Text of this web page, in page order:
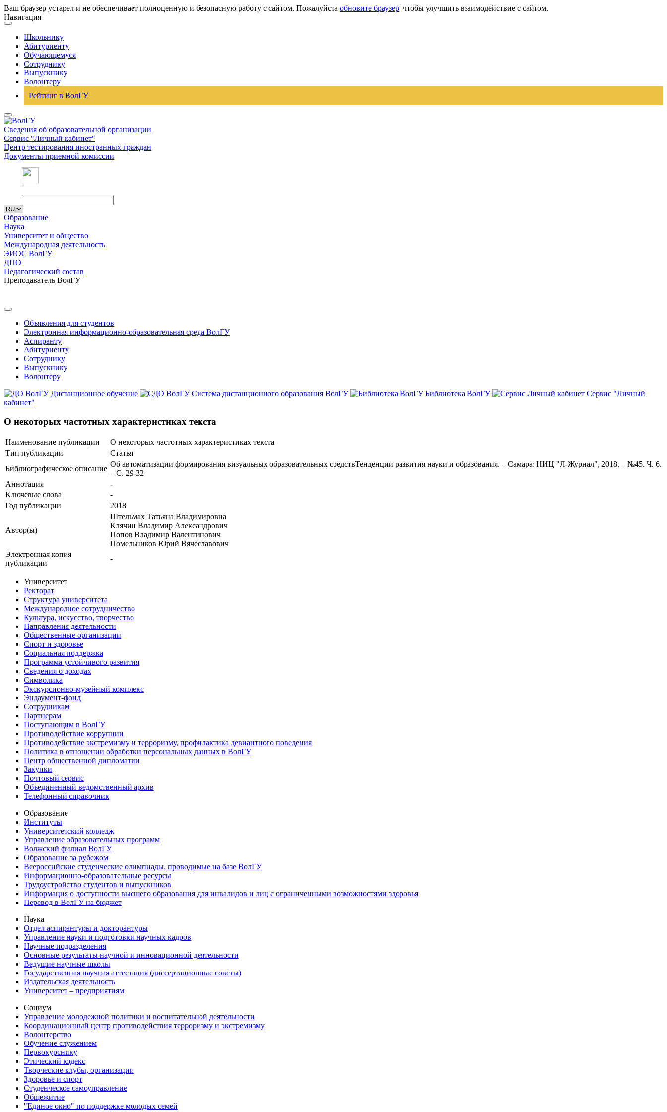
Ваш браузер устарел и не обеспечивает полноценную и безопасную работу с сайтом. Пожалуйста обновите браузер, чтобы улучшить взаимодействие с сайтом.
Навигация
Школьнику
Абитуриенту
Обучающемуся
Сотруднику
Выпускнику
Волонтеру
Рейтинг в ВолГУ
Сведения об образовательной организации
Сервис "Личный кабинет"
Центр тестирования иностранных граждан
Документы приемной комиссии
Образование
Наука
Университет и общество
Международная деятельность
ЭИОС ВолГУ
ДПО
Педагогический состав
Преподаватель ВолГУ
Объявления для студентов
Электронная информационно-образовательная среда ВолГУ
Аспиранту
Абитуриенту
Сотруднику
Выпускнику
Волонтеру
Дистанционное обучение
Система дистанционного образования ВолГУ Библиотека ВолГУ
Сервис "Личный
кабинет"
О некоторых частотных характеристиках текста
Наименование публикации
О некоторых частотных характеристиках текста
Тип публикации
Статья
Библиографическое описание
Об автоматизации формирования визуальных образовательных средствТенденции развития науки и образования. – Самара: НИЦ "Л-Журнал", 2018. – №45. Ч. 6.
– С. 29-32
Аннотация
-
Ключевые cлова
-
Год публикации
2018
Автор(ы)
Штельмах Татьяна Владимировна
Клячин Владимир Александрович
Попов Владимир Валентинович
Помельников Юрий Вячеславович
Электронная копия
публикации
-
Университет
Ректорат
Структура университета
Международное сотрудничество
Культура, искусство, творчество
Направления деятельности
Общественные организации
Спорт и здоровье
Социальная поддержка
Программа устойчивого развития
Сведения о доходах
Символика
Экскурсионно-музейный комплекс
Эндаумент-фонд
Сотрудникам
Партнерам
Поступающим в ВолГУ
Противодействие коррупции
Противодействие экстремизму и терроризму, профилактика девиантного поведения
Политика в отношении обработки персональных данных в ВолГУ
Центр общественной дипломатии
Закупки
Почтовый сервис
Объединенный ведомственный архив
Телефонный справочник
Образование
Институты
Университетский колледж
Управление образовательных программ
Волжский филиал ВолГУ
Образование за рубежом
Всероссийские студенческие олимпиады, проводимые на базе ВолГУ
Информационно-образовательные ресурсы
Трудоустройство студентов и выпускников
Информация о доступности высшего образования для инвалидов и лиц с ограниченными возможностями здоровья
Перевод в ВолГУ на бюджет
Наука
Отдел аспирантуры и докторантуры
Управление науки и подготовки научных кадров
Научные подразделения
Основные результаты научной и инновационной деятельности
Ведущие научные школы
Государственная научная аттестация (диссертационные советы)
Издательская деятельность
Университет – предприятиям
Социум
Управление молодежной политики и воспитательной деятельности
Координационный центр противодействия терроризму и экстремизму
Волонтерство
Обучение служением
Первокурснику
Этический кодекс
Творческие клубы, организации
Здоровье и спорт
Студенческое самоуправление
Общежитие
"Единое окно" по поддержке молодых семей